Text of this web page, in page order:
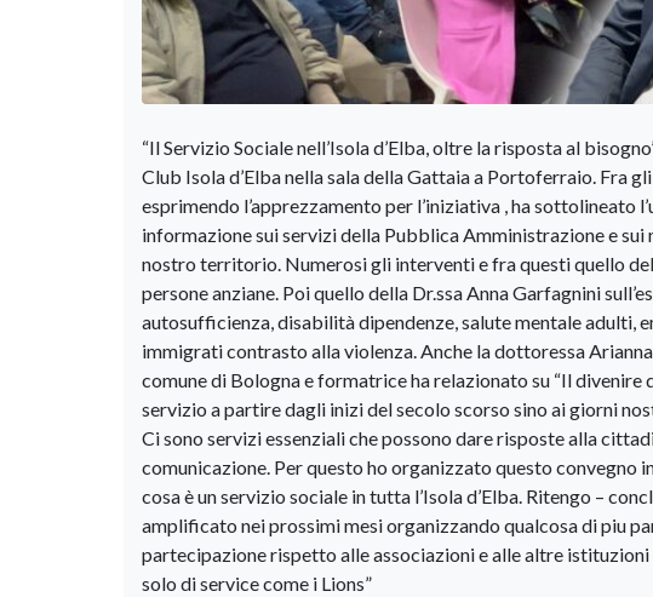
“Il Servizio Sociale nell’Isola d’Elba, oltre la risposta al
Club Isola d’Elba nella sala della Gattaia a Portoferraio. Fra
esprimendo l’apprezzamento per l’iniziativa , ha sottolineato
informazione sui servizi della Pubblica Amministrazione e
nostro territorio. Numerosi gli interventi e fra questi quello
persone anziane. Poi quello della Dr.ssa Anna Garfagnini
autosufficienza, disabilità dipendenze, salute mentale adulti,
immigrati contrasto alla violenza. Anche la dottoressa
comune di Bologna e formatrice ha relazionato su “Il
servizio a partire dagli inizi del secolo scorso sino ai giorni
Ci sono servizi essenziali che possono dare risposte alla
comunicazione. Per questo ho organizzato questo
cosa è un servizio sociale in tutta l’Isola d’Elba. Ritengo –
amplificato nei prossimi mesi organizzando qualcosa di piu
partecipazione rispetto alle associazioni e alle altre
solo di service come i Lions”